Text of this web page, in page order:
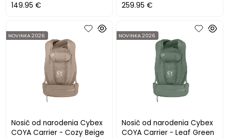
149.95 € 259.95 €
Nosič od narodenia Cybex
COYA Carrier - Cozy Beige
NOVINKA 2026
Nosič od narodenia Cybex
COYA Carrier - Leaf Green
NOVINKA 2026